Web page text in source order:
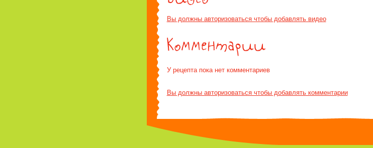
Вы должны авторизоваться чтобы добавлять видео
У рецепта пока нет комментариев
Вы должны авторизоваться чтобы добавлять комментарии